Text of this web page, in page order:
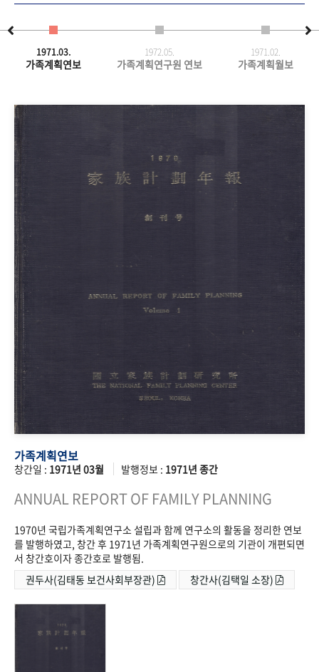
1971.03.
가족계획연보
1972.05.
가족계획연구원 연보
1971.02.
가족계획월보
가족계획연보
창간일 : 1971년 03월 발행정보 : 1971년 종간
ANNUAL REPORT OF FAMILY PLANNING
1970년 국립가족계획연구소 설립과 함께 연구소의 활동을 정리한 연보
를 발행하였고, 창간 후 1971년 가족계획연구원으로의 기관이 개편되면
서 창간호이자 종간호로 발행됨.
권두사(김태동 보건사회부장관)
창간사(김택일 소장)